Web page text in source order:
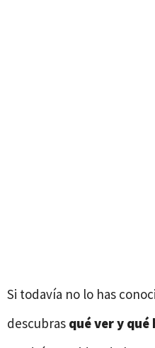
Si todavía no lo has
descubras qué ver y qué